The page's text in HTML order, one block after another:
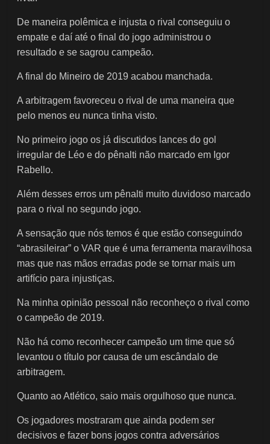
De maneira polêmica e injusta o rival conseguiu o
empate e daí até o final do jogo administrou o
resultado e se sagrou campeão.
A final do Mineiro de 2019 acabou manchada.
A arbitragem favoreceu o rival de uma maneira que
pelo menos eu nunca tinha visto.
No primeiro jogo os já discutidos lances do gol
irregular de Léo e do pênalti não marcado em Igor
Rabello.
Além desses erros um pênalti muito duvidoso marcado
para o rival no segundo jogo.
A sensação que nós temos é que estão conseguindo
“abrasileirar” o VAR que é uma ferramenta maravilhosa
mas que nas mãos erradas pode se tornar mais um
artifício para injustiças.
Na minha opinião pessoal não reconheço o rival como
o campeão de 2019.
Não há como reconhecer campeão um time que só
levantou o título por causa de um escândalo de
arbitragem.
Quanto ao Atlético, saio mais orgulhoso que nunca.
Os jogadores mostraram que ainda podem ser
decisivos e fazer bons jogos contra adversários